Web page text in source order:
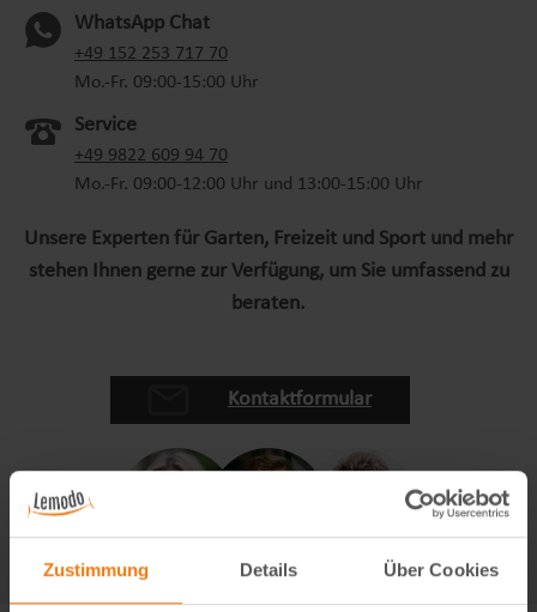
Zustimmung Details Über Cookies
WhatsApp Chat
+49 152 253 717 70
Mo.-Fr. 09:00-15:00 Uhr
Service
+49 9822 609 94 70
Mo.-Fr. 09:00-12:00 Uhr und 13:00-15:00 Uhr
Unsere Experten für Garten, Freizeit und Sport und mehr
stehen Ihnen gerne zur Verfügung, um Sie umfassend zu
beraten.
Kontaktformular